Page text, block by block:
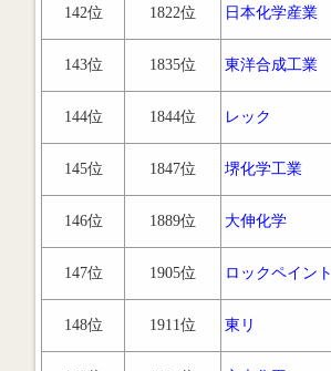
142位 1822位 日本化学産業
143位 1835位 東洋合成工業
144位 1844位 レック
145位 1847位 堺化学工業
146位 1889位 大伸化学
147位 1905位 ロックペイント
148位 1911位 東リ